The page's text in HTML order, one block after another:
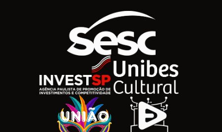
Logotipo SESC
Logotipo Invest SP Unibes